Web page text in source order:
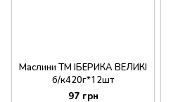
Маслини ТМ ІБЕРИКА ВЕЛИКІ
б/к420г*12шт
97 грн